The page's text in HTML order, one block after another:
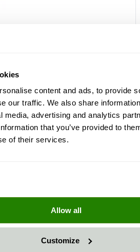
content and ads, to provide
our traffic. We also share
media, advertising and analytics
that you’ve provided to
of their services.
Allow all
Customize